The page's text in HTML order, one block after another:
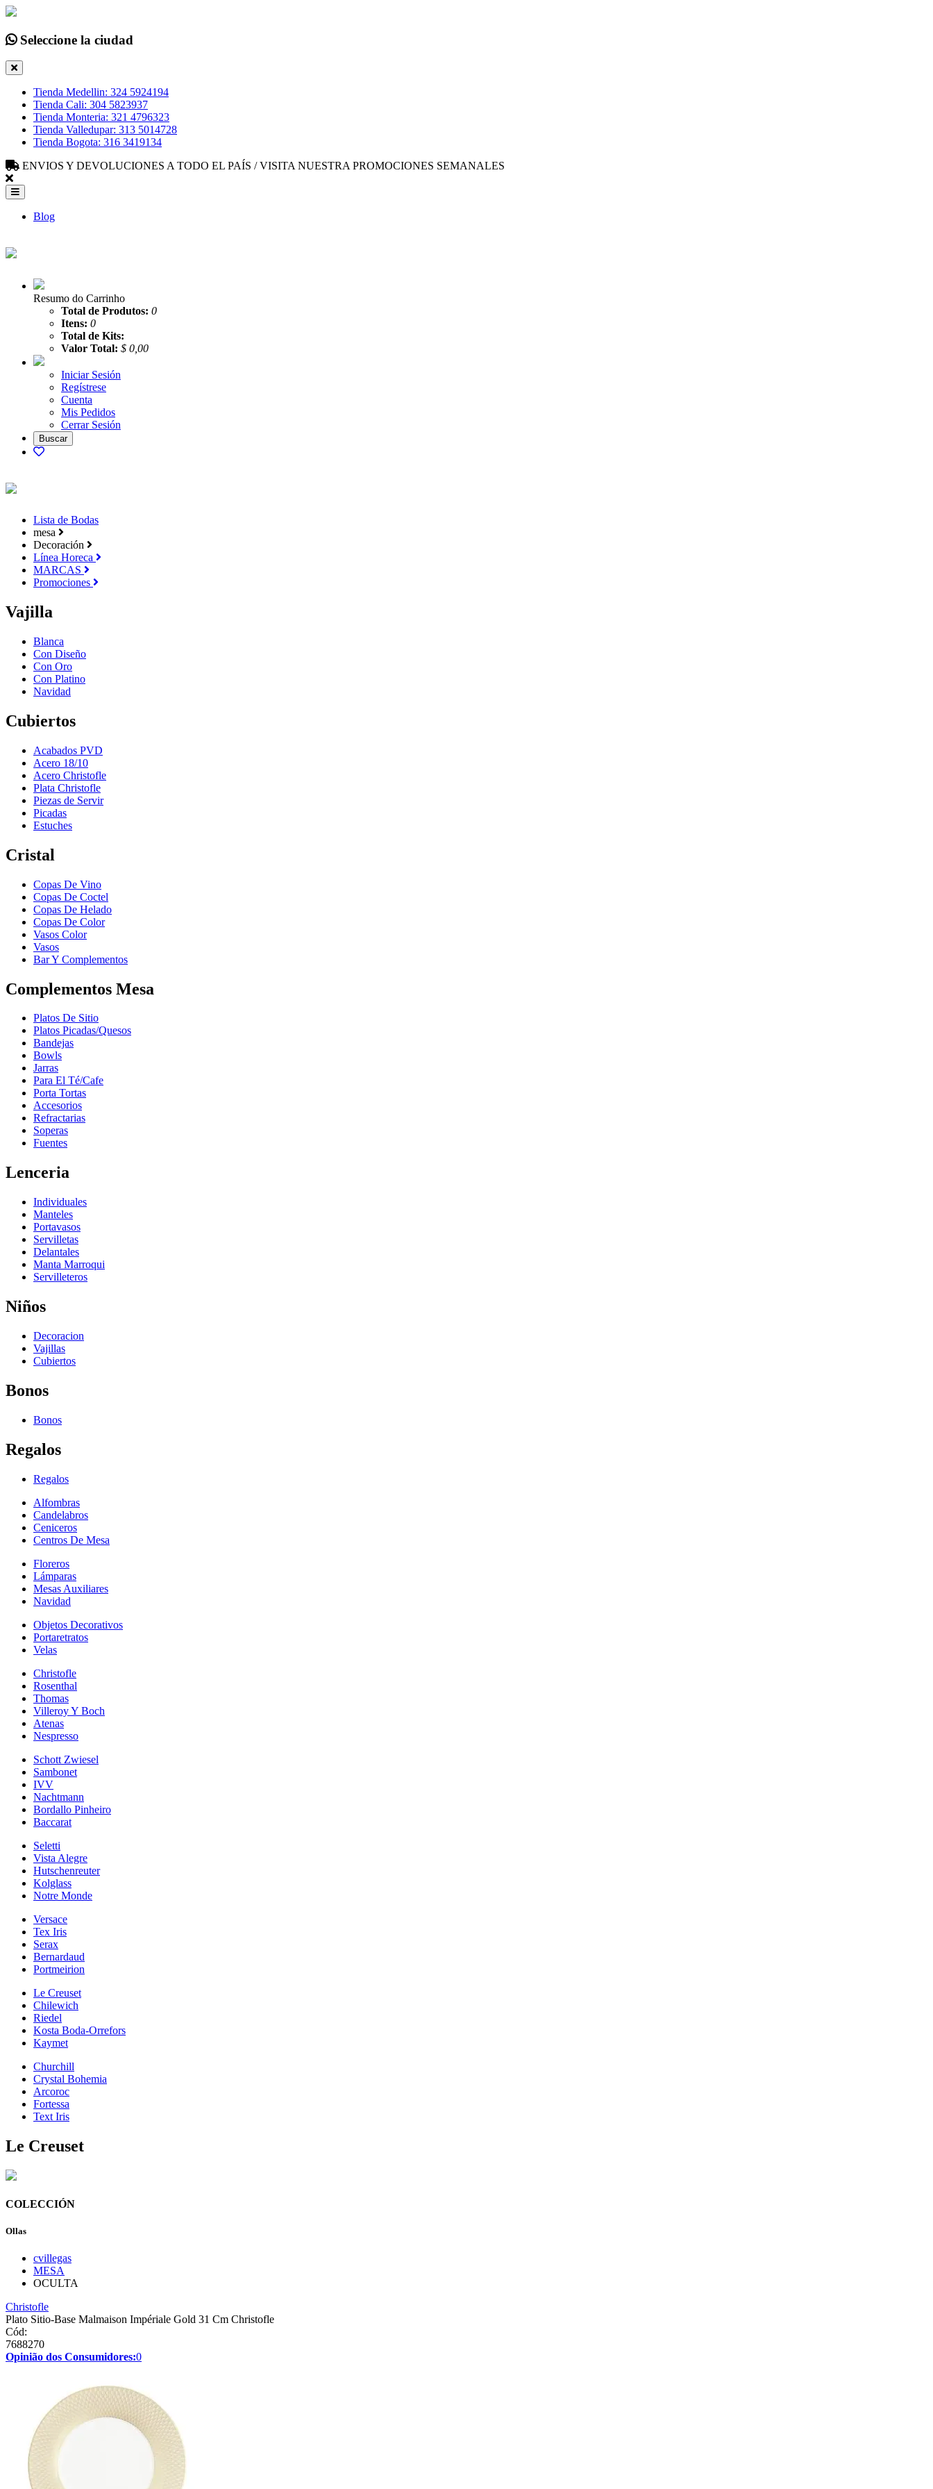
Seleccione la ciudad
Tienda Medellin: 324 5924194
Tienda Cali: 304 5823937
Tienda Monteria: 321 4796323
Tienda Valledupar: 313 5014728
Tienda Bogota: 316 3419134
ENVIOS Y DEVOLUCIONES A TODO EL PAÍS / VISITA NUESTRA PROMOCIONES SEMANALES
Blog
Resumo do Carrinho
Total de Produtos: 0
Itens: 0
Total de Kits:
Valor Total: $ 0,00
Iniciar Sesión
Regístrese
Cuenta
Mis Pedidos
Cerrar Sesión
Lista de Bodas
mesa
Decoración
Línea Horeca
MARCAS
Promociones
Vajilla
Blanca
Con Diseño
Con Oro
Con Platino
Navidad
Cubiertos
Acabados PVD
Acero 18/10
Acero Christofle
Plata Christofle
Piezas de Servir
Picadas
Estuches
Cristal
Copas De Vino
Copas De Coctel
Copas De Helado
Copas De Color
Vasos Color
Vasos
Bar Y Complementos
Complementos Mesa
Platos De Sitio
Platos Picadas/Quesos
Bandejas
Bowls
Jarras
Para El Té/Cafe
Porta Tortas
Accesorios
Refractarias
Soperas
Fuentes
Lenceria
Individuales
Manteles
Portavasos
Servilletas
Delantales
Manta Marroqui
Servilleteros
Niños
Decoracion
Vajillas
Cubiertos
Bonos
Bonos
Regalos
Regalos
Alfombras
Candelabros
Ceniceros
Centros De Mesa
Floreros
Lámparas
Mesas Auxiliares
Navidad
Objetos Decorativos
Portaretratos
Velas
Christofle
Rosenthal
Thomas
Villeroy Y Boch
Atenas
Nespresso
Schott Zwiesel
Sambonet
IVV
Nachtmann
Bordallo Pinheiro
Baccarat
Seletti
Vista Alegre
Hutschenreuter
Kolglass
Notre Monde
Versace
Tex Iris
Serax
Bernardaud
Portmeirion
Le Creuset
Chilewich
Riedel
Kosta Boda-Orrefors
Kaymet
Churchill
Crystal Bohemia
Arcoroc
Fortessa
Text Iris
Le Creuset
COLECCIÓN
Ollas
cvillegas
MESA
OCULTA
Christofle
Plato Sitio-Base Malmaison Impériale Gold 31 Cm Christofle
Cód:
7688270
Opinião dos Consumidores:0